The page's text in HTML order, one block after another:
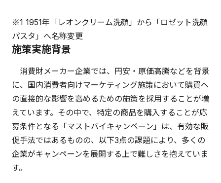
※1 1951年「レオンクリーム洗顔」から「ロゼット洗顔
パスタ」へ名称変更
施策実施背景
消費財メーカー企業では、円安・原価高騰などを背景
に、国内消費者向けマーケティング施策において購買へ
の直接的な影響を高めるための施策を採用することが増
えています。その中で、特定の商品を購入することが応
募条件となる「マストバイキャンペーン」は、有効な販
促手法ではあるものの、以下3点の課題により、多くの
企業がキャンペーンを展開する上で難しさを抱えていま
す。